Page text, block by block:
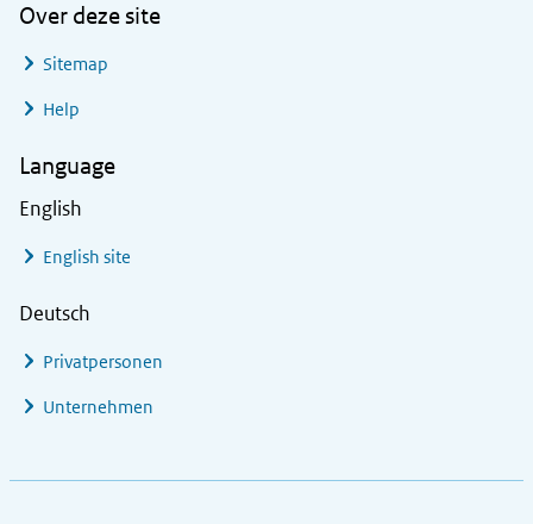
Over deze site
Sitemap
Help
Language
English
English site
Deutsch
Privatpersonen
Unternehmen